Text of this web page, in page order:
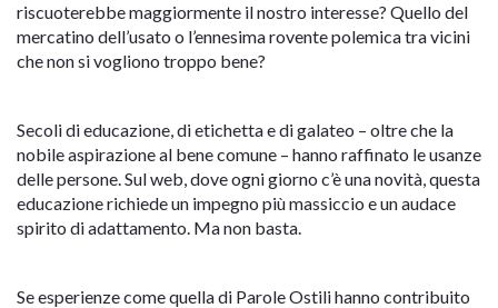
riscuoterebbe maggiormente il nostro interesse? Quello del
mercatino dell’usato o l’ennesima rovente polemica tra vicini
che non si vogliono troppo bene?
Secoli di educazione, di etichetta e di galateo – oltre che la
nobile aspirazione al bene comune – hanno raffinato le usanze
delle persone. Sul web, dove ogni giorno c’è una novità, questa
educazione richiede un impegno più massiccio e un audace
spirito di adattamento. Ma non basta.
Se esperienze come quella di Parole Ostili hanno contribuito